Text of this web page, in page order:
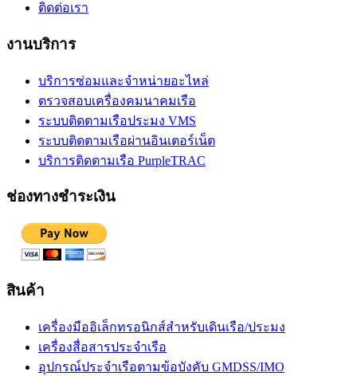
ติดต่อเรา
งานบริการ
บริการซ่อมและจำหน่ายอะไหล่
ตรวจสอบเครื่องคมนาคมเรือ
ระบบติดตามเรือประมง VMS
ระบบติดตามเรือผ่านอินเตอร์เน็ต
บริการติดตามเรือ PurpleTRAC
ช่องทางชำระเงิน
สินค้า
เครื่องมืออิเล็กทรอนิกส์สำหรับเดินเรือ/ประมง
เครื่องสื่อสารประจำเรือ
อุปกรณ์ประจำเรือตามข้อบังคับ GMDSS/IMO